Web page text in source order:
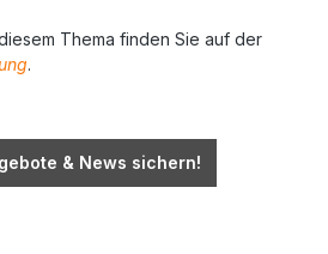
Thema finden Sie auf der
.
& News sichern!